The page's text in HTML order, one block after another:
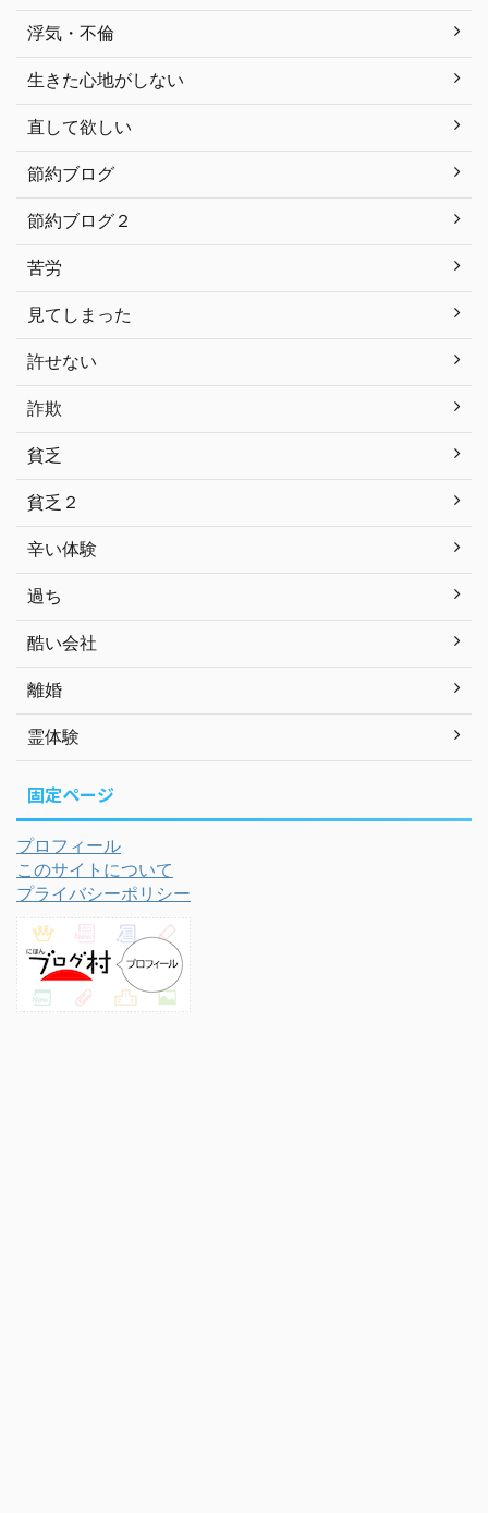
浮気・不倫
生きた心地がしない
直して欲しい
節約ブログ
節約ブログ２
苦労
見てしまった
許せない
詐欺
貧乏
貧乏２
辛い体験
過ち
酷い会社
離婚
霊体験
固定ページ
プロフィール
このサイトについて
プライバシーポリシー